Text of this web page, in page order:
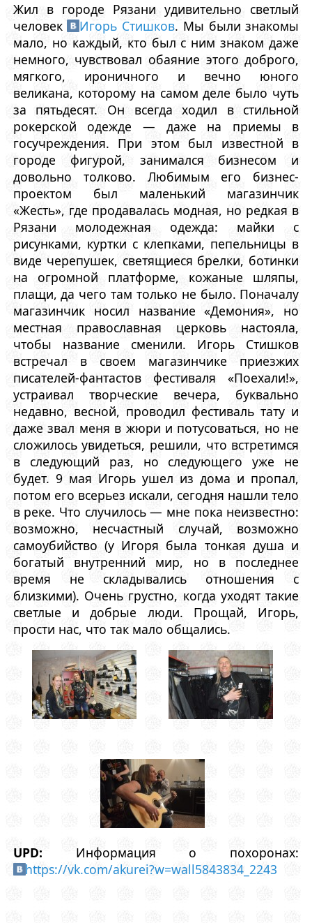
Жил в городе Рязани удивительно светлый
человек
Игорь Стишков. Мы были знакомы
мало, но каждый, кто был с ним знаком даже
немного, чувствовал обаяние этого доброго,
мягкого, ироничного и вечно юного
великана, которому на самом деле было чуть
за пятьдесят. Он всегда ходил в стильной
рокерской одежде — даже на приемы в
госучреждения. При этом был известной в
городе фигурой, занимался бизнесом и
довольно толково. Любимым его бизнес-
проектом был маленький магазинчик
«Жесть», где продавалась модная, но редкая в
Рязани молодежная одежда: майки с
рисунками, куртки с клепками, пепельницы в
виде черепушек, светящиеся брелки, ботинки
на огромной платформе, кожаные шляпы,
плащи, да чего там только не было. Поначалу
магазинчик носил название «Демония», но
местная православная церковь настояла,
чтобы название сменили. Игорь Стишков
встречал в своем магазинчике приезжих
писателей-фантастов фестиваля «Поехали!»,
устраивал творческие вечера, буквально
недавно, весной, проводил фестиваль тату и
даже звал меня в жюри и потусоваться, но не
сложилось увидеться, решили, что встретимся
в следующий раз, но следующего уже не
будет. 9 мая Игорь ушел из дома и пропал,
потом его всерьез искали, сегодня нашли тело
в реке. Что случилось — мне пока неизвестно:
возможно, несчастный случай, возможно
самоубийство (у Игоря была тонкая душа и
богатый внутренний мир, но в последнее
время не складывались отношения с
близкими). Очень грустно, когда уходят такие
светлые и добрые люди. Прощай, Игорь,
прости нас, что так мало общались.
UPD: Информация о похоронах:
https://vk.com/akurei?w=wall5843834_2243